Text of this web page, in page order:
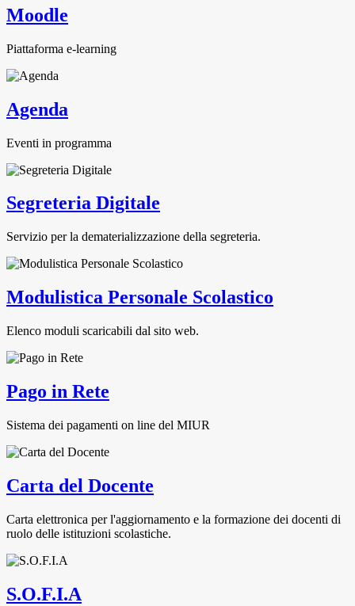
Moodle
Piattaforma e-learning
Agenda
Eventi in programma
Segreteria Digitale
Servizio per la dematerializzazione della segreteria.
Modulistica Personale Scolastico
Elenco moduli scaricabili dal sito web.
Pago in Rete
Sistema dei pagamenti on line del MIUR
Carta del Docente
Carta elettronica per l'aggiornamento e la formazione dei docenti di
ruolo delle istituzioni scolastiche.
S.O.F.I.A